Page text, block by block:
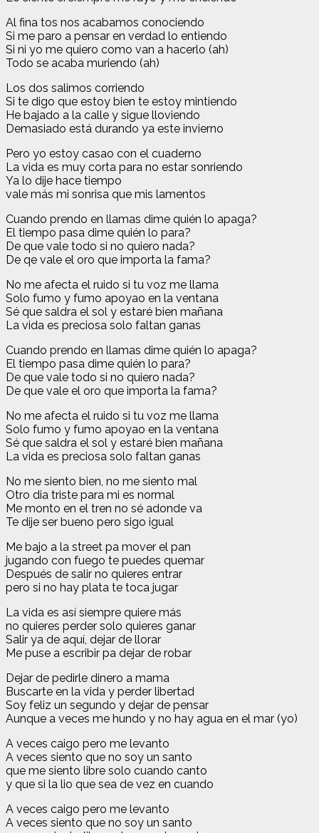
Al fina tos nos acabamos conociendo
Si me paro a pensar en verdad lo entiendo
Si ni yo me quiero como van a hacerlo (ah)
Todo se acaba muriendo (ah)
Los dos salimos corriendo
Si te digo que estoy bien te estoy mintiendo
He bajado a la calle y sigue lloviendo
Demasiado está durando ya este invierno
Pero yo estoy casao con el cuaderno
La vida es muy corta para no estar sonriendo
Ya lo dije hace tiempo
vale más mi sonrisa que mis lamentos
Cuando prendo en llamas dime quién lo apaga?
El tiempo pasa dime quién lo para?
De que vale todo si no quiero nada?
De qe vale el oro que importa la fama?
No me afecta el ruido si tu voz me llama
Solo fumo y fumo apoyao en la ventana
Sé que saldra el sol y estaré bien mañana
La vida es preciosa solo faltan ganas
Cuando prendo en llamas dime quién lo apaga?
El tiempo pasa dime quién lo para?
De que vale todo si no quiero nada?
De que vale el oro que importa la fama?
No me afecta el ruido si tu voz me llama
Solo fumo y fumo apoyao en la ventana
Sé que saldra el sol y estaré bien mañana
La vida es preciosa solo faltan ganas
No me siento bien, no me siento mal
Otro dia triste para mi es normal
Me monto en el tren no sé adonde va
Te dije ser bueno pero sigo igual
Me bajo a la street pa mover el pan
jugando con fuego te puedes quemar
Después de salir no quieres entrar
pero si no hay plata te toca jugar
La vida es así siempre quiere más
no quieres perder solo quieres ganar
Salir ya de aquí, dejar de llorar
Me puse a escribir pa dejar de robar
Dejar de pedirle dinero a mama
Buscarte en la vida y perder libertad
Soy feliz un segundo y dejar de pensar
Aunque a veces me hundo y no hay agua en el mar (yo)
A veces caigo pero me levanto
A veces siento que no soy un santo
que me siento libre solo cuando canto
y que si la lio que sea de vez en cuando
A veces caigo pero me levanto
A veces siento que no soy un santo